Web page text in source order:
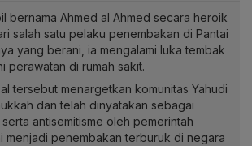
bernama Ahmed al Ahmed secara heroik
salah satu pelaku penembakan di Pantai
yang berani, ia mengalami luka tembak
perawatan di rumah sakit.
tersebut menargetkan komunitas Yahudi
dan telah dinyatakan sebagai
antisemitisme oleh pemerintah
menjadi penembakan terburuk di negara